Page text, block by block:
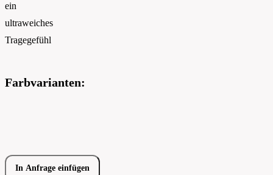
ein
ultraweiches
Tragegefühl
Farbvarianten:
In Anfrage einfügen